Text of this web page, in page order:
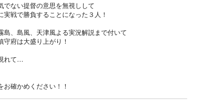
でない提督の意思を無視しして
戦で勝負することになった３人！
、島風、天津風よる実況解説まで付いて
府は大盛り上がり！
れて…
確かめください！！